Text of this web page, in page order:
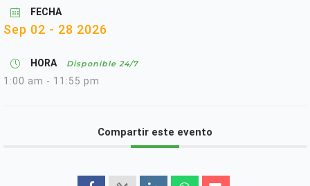
FECHA
Sep 02 - 28 2026
HORA Disponible 24/7
1:00 am - 11:55 pm
Compartir este evento